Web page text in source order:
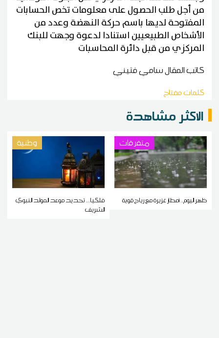
من أجل طلب الحصول على معلومات تخص الحسابات
المفتوحة لديها باسم حركة النهضة وعدد من
الأشخاص الطبيعيين استنادا لدعوة وجهت للبنك
المركزي من قبل دائرة المحاسبات
كاتب المقالسامي فتيني
كلمات مفتاح
الاكثر مشاهدة
متفرقات
ظهر اليوم.. أمطار غزيرة مع رياح قوية
وطنية
فلكيا... تحديد موعد المولد النبوي
الشريف